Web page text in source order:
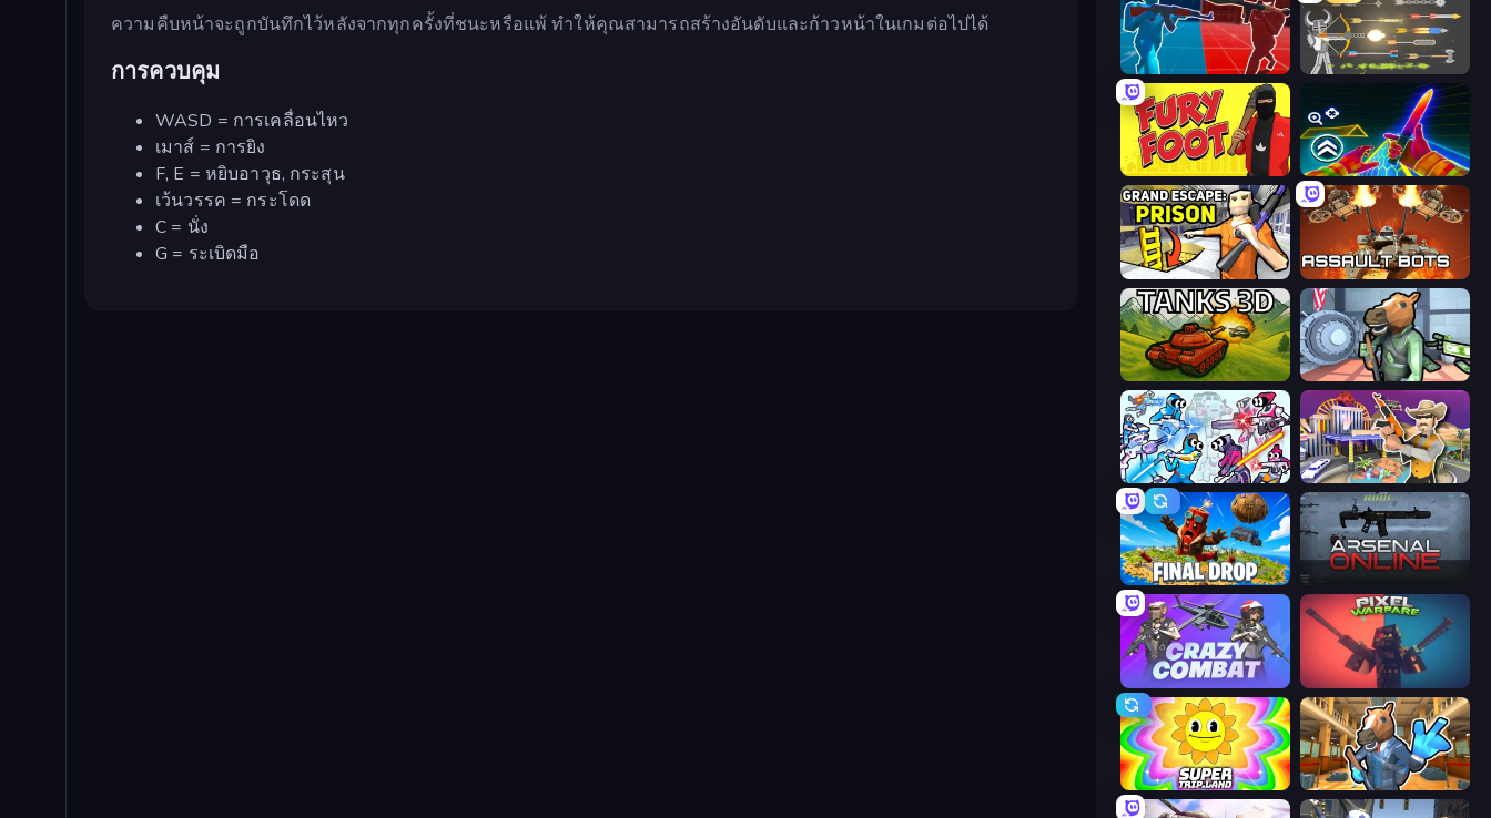
ความคืบหน้าจะถูกบันทึกไว้หลังจากทุกครั้งที่ชนะหรือแพ้ ทำให้คุณสามารถสร้างอันดับและก้าวหน้าในเกมต่อไปได้
การควบคุม
WASD = การเคลื่อนไหว
เมาส์ = การยิง
F, E = หยิบอาวุธ, กระสุน
เว้นวรรค = กระโดด
C = นั่ง
G = ระเบิดมือ
Battle of the Soldiers: Red vs Blue Ragdoll Archers
Fury Foot Surf GO Parkour
Grand Escape: Prison Assault Bots
Tanks 3D Bank Robbery
Space Wars Battleground Casino Robbery
Final Drop Arsenal Online
Crazy Combat Pixel Warfare
SuperTrip.Land Bank Robbery 2